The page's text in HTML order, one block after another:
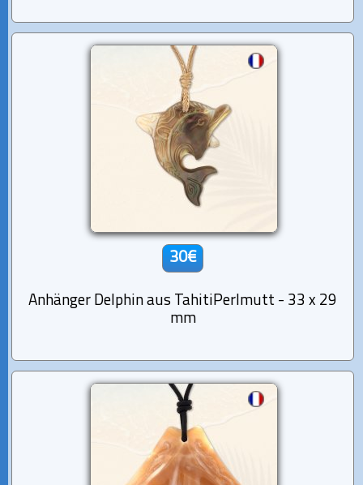
30€
Anhänger Delphin aus TahitiPerlmutt - 33 x 29
mm